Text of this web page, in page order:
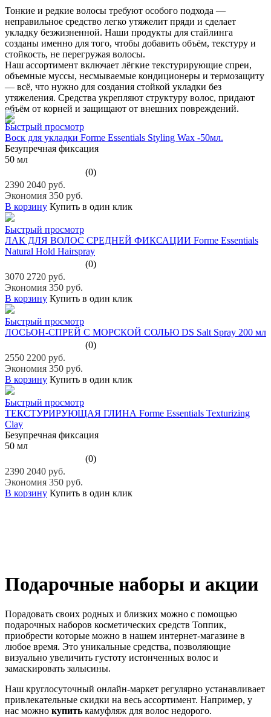
Тонкие и редкие волосы требуют особого подхода —
неправильное средство легко утяжелит пряди и сделает
укладку безжизненной. Наши продукты для стайлинга
созданы именно для того, чтобы добавить объём, текстуру и
стойкость, не перегружая волосы.
Наш ассортимент включает лёгкие текстурирующие спреи,
объемные муссы, несмываемые кондиционеры и термозащиту
— всё, что нужно для создания стойкой укладки без
утяжеления. Средства укрепляют структуру волос, придают
объём от корней и защищают от внешних повреждений.
Быстрый просмотр
Воск для укладки Forme Essentials Styling Wax -50мл.
Безупречная фиксация
50 мл
(0)
2390 2040 руб.
Экономия 350 руб.
В корзину Купить в один клик
Быстрый просмотр
ЛАК ДЛЯ ВОЛОС СРЕДНЕЙ ФИКСАЦИИ Forme Essentials
Natural Hold Hairspray
(0)
3070 2720 руб.
Экономия 350 руб.
В корзину Купить в один клик
Быстрый просмотр
ЛОСЬОН-СПРЕЙ С МОРСКОЙ СОЛЬЮ DS Salt Spray 200 мл
(0)
2550 2200 руб.
Экономия 350 руб.
В корзину Купить в один клик
Быстрый просмотр
ТЕКСТУРИРУЮЩАЯ ГЛИНА Forme Essentials Texturizing
Clay
Безупречная фиксация
50 мл
(0)
2390 2040 руб.
Экономия 350 руб.
В корзину Купить в один клик
Подарочные наборы и акции
Порадовать своих родных и близких можно с помощью
подарочных наборов косметических средств Топпик,
приобрести которые можно в нашем интернет-магазине в
любое время. Это уникальные средства, позволяющие
визуально увеличить густоту истонченных волос и
замаскировать залысины.
Наш круглосуточный онлайн-маркет регулярно устанавливает
привлекательные скидки на весь ассортимент. Например, у
нас можно купить камуфляж для волос недорого.